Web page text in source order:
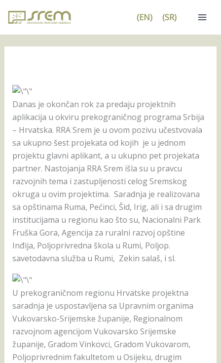
(EN) (SR)
Danas je okončan rok za predaju projektnih
aplikacija u okviru prekograničnog programa Srbija
– Hrvatska. RRA Srem je u ovom pozivu učestvovala
sa ukupno šest projekata od kojih je u jednom
projektu glavni aplikant, a u ukupno pet projekata
partner. Nastojanja RRA Srem išla su u pravcu
razvojnih tema i zastupljenosti celog Sremskog
okruga u ovim projektima. Saradnja je realizovana
sa opštinama Ruma, Pećinci, Šid, Irig, ali i sa drugim
institucijama u regionu kao što su, Nacionalni Park
Fruška Gora, Agencija za ruralni razvoj opštine
Inđija, Poljoprivredna škola u Rumi, Poljop.
savetodavna služba u Rumi, Zekin salaš, i sl.
U prekograničnom regionu Hrvatske projektna
saradnja je uspostavljena sa Upravnim organima
Vukovarsko-Srijemske županije, Regionalnom
razvojnom agencijom Vukovarsko Srijemske
županije, Gradom Vinkovci, Gradom Vukovarom,
Poljoprivrednim fakultetom u Osijeku, drugim